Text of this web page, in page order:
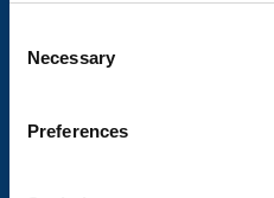
Necessary
Preferences
Släpvagnsservice